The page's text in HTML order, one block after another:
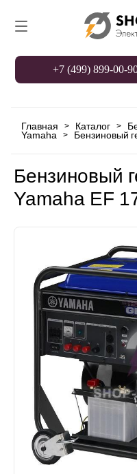
+7 (499) 899-00-
Главная > Каталог >
Yamaha > Бензиновый
Бензиновый
Yamaha EF